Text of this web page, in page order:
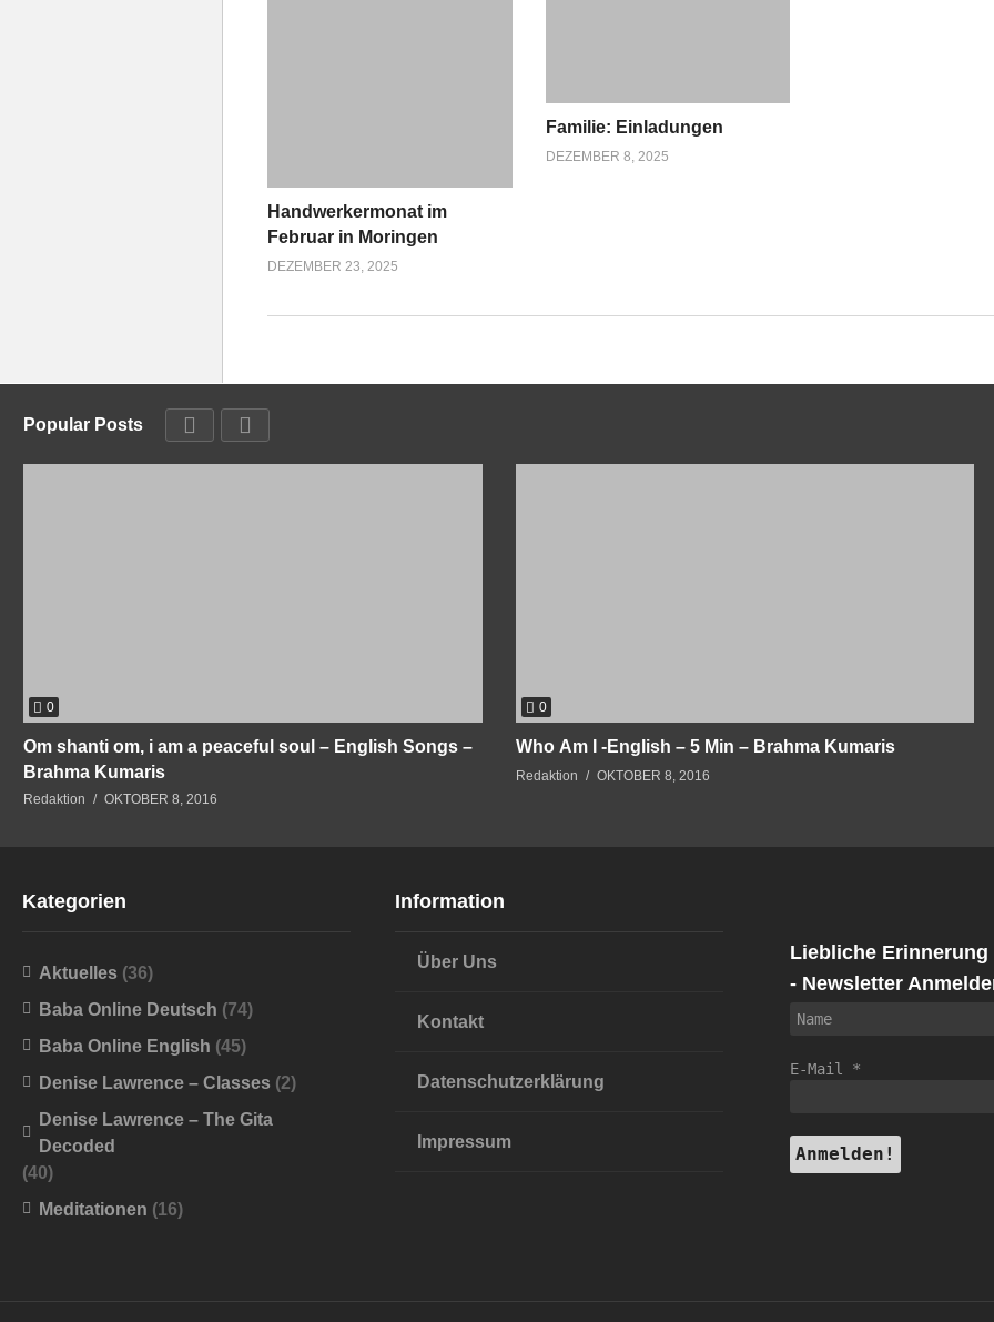
Handwerkermonat im
Februar in Moringen
DEZEMBER 23, 2025
Familie: Einladungen
DEZEMBER 8, 2025
Popular Posts
0
Om shanti om, i am a peaceful soul – English Songs –
Brahma Kumaris
Redaktion OKTOBER 8, 2016
0
Who Am I -English – 5 Min – Brahma Kumaris
Redaktion OKTOBER 8, 2016
Kategorien
Aktuelles (36)
Baba Online Deutsch (74)
Baba Online English (45)
Denise Lawrence – Classes (2)
Denise Lawrence – The Gita
Decoded
(40)
Meditationen (16)
Information
Über Uns
Kontakt
Datenschutzerklärung
Impressum
Liebliche Erinnerung
- Newsletter
E-Mail *